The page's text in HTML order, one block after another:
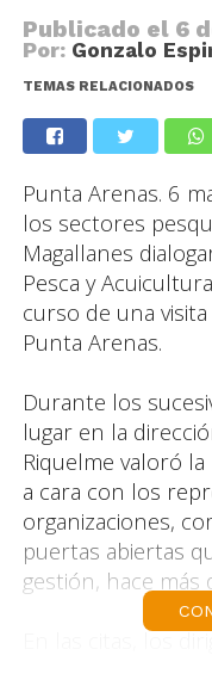
Publicado el 6
Por: Gonzalo
TEMAS RELACIONADOS
Punta Arenas. 6
los sectores
Magallanes
Pesca y
curso de una
Punta Arenas.
Durante los
lugar en la
Riquelme valoró
a cara con los
organizaciones,
puertas abiertas
gestión, hace más
En las citas, los